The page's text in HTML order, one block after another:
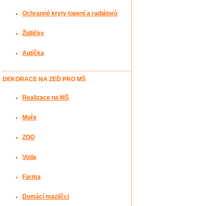
Ochranné kryty topení a radiátorů
Židličky
Autíčka
DEKORACE NA ZEĎ PRO MŠ
Realizace na MŠ
Moře
ZOO
Voda
Farma
Domácí mazlíčci